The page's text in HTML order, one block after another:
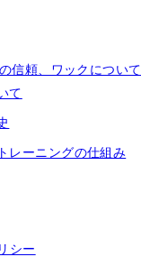
信頼、ワックについて
て
レーニングの仕組み
シー